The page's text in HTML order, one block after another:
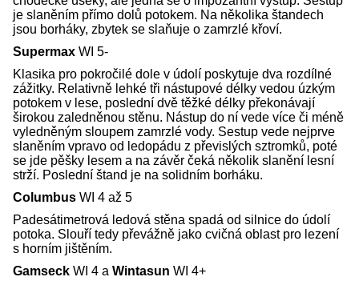
je slaněním přímo dolů potokem. Na několika štandech
jsou borháky, zbytek se slaňuje o zamrzlé křoví.
Supermax WI 5-
Klasika pro pokročilé dole v údolí poskytuje dva rozdílné
zážitky. Relativně lehké tři nástupové délky vedou úzkým
potokem v lese, poslední dvě těžké délky překonávají
širokou zaledněnou stěnu. Nástup do ní vede více či méně
vyledněným sloupem zamrzlé vody. Sestup vede nejprve
slaněním vpravo od ledopádu z převislých sztromků, poté
se jde pěšky lesem a na závěr čeká několik slanění lesní
strží. Poslední štand je na solidním borháku.
Columbus WI 4 až 5
Padesátimetrová ledová stěna spadá od silnice do údolí
potoka. Slouří tedy převážně jako cvičná oblast pro lezení
s horním jištěním.
Gamseck WI 4 a Wintasun WI 4+